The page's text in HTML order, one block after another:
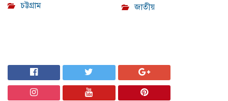
চট্টগ্রাম
জাতীয়